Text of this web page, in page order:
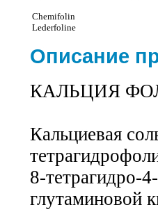
Chemifolin
Lederfoline
Описание
КАЛЬЦИЯ
Кальциевая
8-тетрагидро-
глутаминовой